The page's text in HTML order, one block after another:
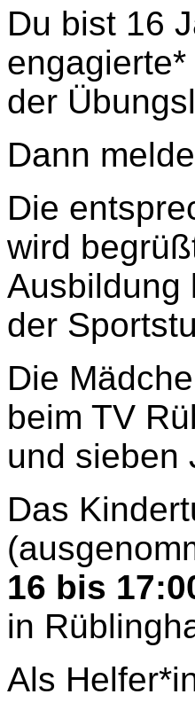
Du bist 16
der
Dann
Die
wird
Ausbildung
der
Die
beim TV
und sieben
Das
16 bis
in
Als